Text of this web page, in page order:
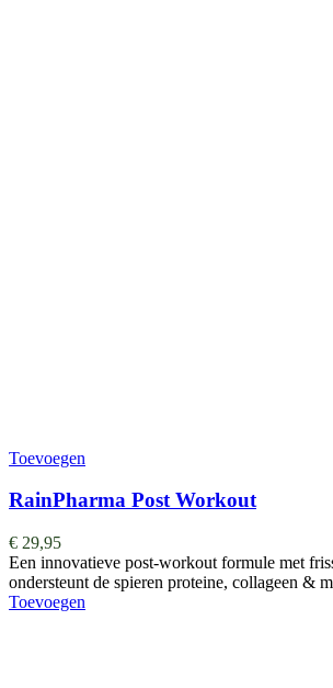
Toevoegen
RainPharma Post Workout
€ 29,95
Een innovatieve post-workout formule met
ondersteunt de spieren proteine, collageen &
Toevoegen